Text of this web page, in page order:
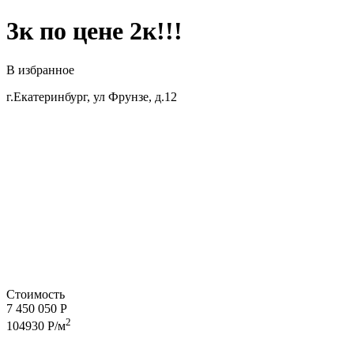
3к по цене 2к!!!
В избранное
г.Екатеринбург, ул Фрунзе, д.12
Стоимость
7 450 050 Р
104930 Р/м2